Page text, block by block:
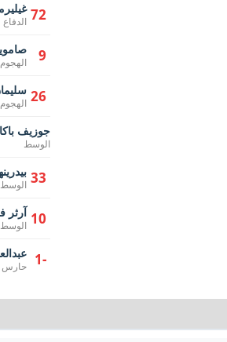
72 الدفاع
9 الهجوم
26 الهجوم
جوزيف
الوسط
33 الوسط
10 آرثر
الوسط
-1 حارس